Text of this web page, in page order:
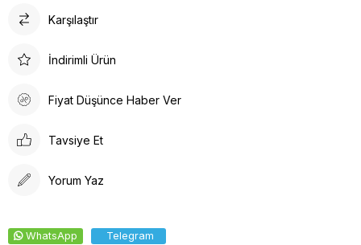
Karşılaştır
İndirimli Ürün
Fiyat Düşünce Haber Ver
Tavsiye Et
Yorum Yaz
WhatsApp Telegram